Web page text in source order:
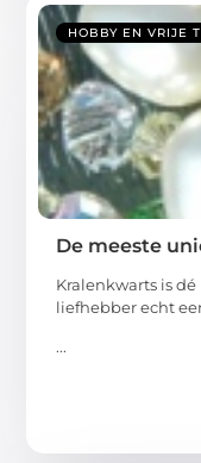
HOBBY EN VRIJE
De meeste
Kralenkwarts is
liefhebber echt
...